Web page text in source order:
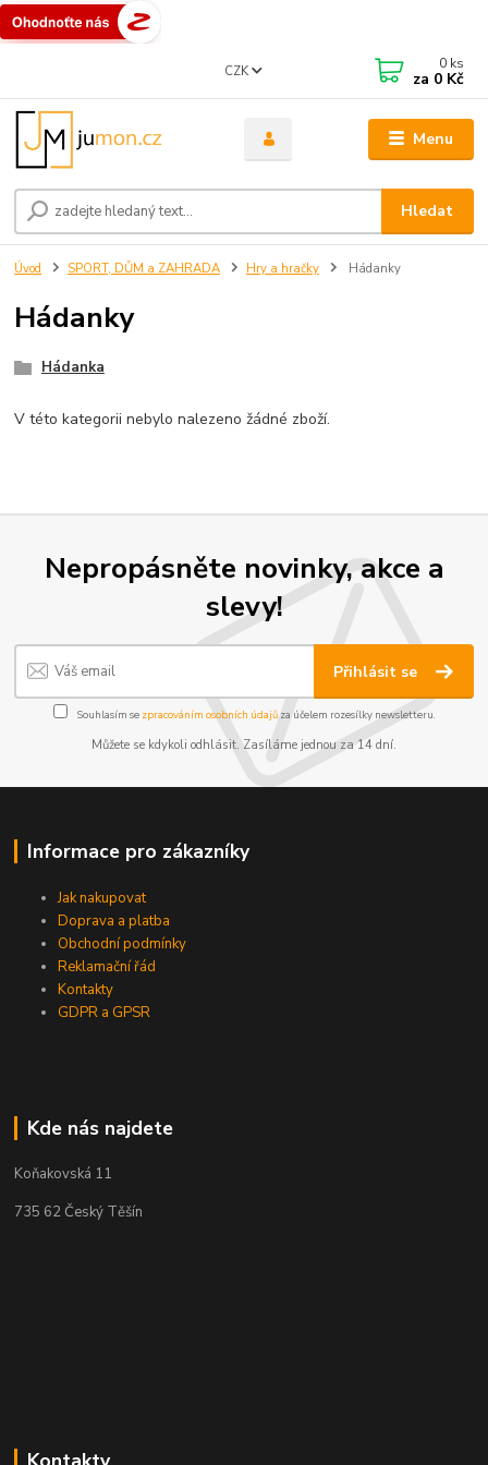
Menu
CZK
Hledat
0 ks
za 0 Kč
Úvod SPORT, DŮM a ZAHRADA Hry a hračky Hádanky
Hádanky
Hádanka
V této kategorii nebylo nalezeno žádné zboží.
Nepropásněte novinky, akce a
slevy!
Přihlásit se
Souhlasím se zpracováním osobních údajůza účelem rozesílky newsletteru.
Můžete se kdykoli odhlásit. Zasíláme jednou za 14 dní.
Informace pro zákazníky
Jak nakupovat
Doprava a platba
Obchodní podmínky
Reklamační řád
Kontakty
GDPR a GPSR
Kde nás najdete
Koňakovská 11
735 62 Český Těšín